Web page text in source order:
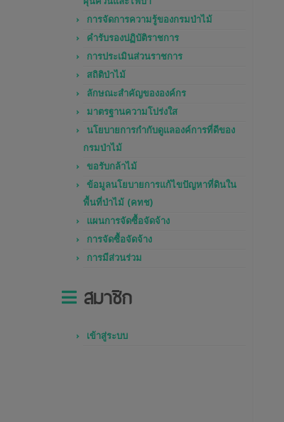
การจัดการความรู้ของกรมป่าไม้
คำรับรองปฏิบัติราชการ
การประเมินส่วนราชการ
สถิติป่าไม้
ลักษณะสำคัญขององค์กร
มาตรฐานความโปร่งใส
นโยบายการกำกับดูแลองค์การที่ดีของ
กรมป่าไม้
ขอรับกล้าไม้
ข้อมูลนโยบายการแก้ไขปัญหาที่ดินใน
พื้นที่ป่าไม้ (คทช)
แผนการจัดซื้อจัดจ้าง
การจัดซื้อจัดจ้าง
การมีส่วนร่วม
สมาชิก
เข้าสู่ระบบ